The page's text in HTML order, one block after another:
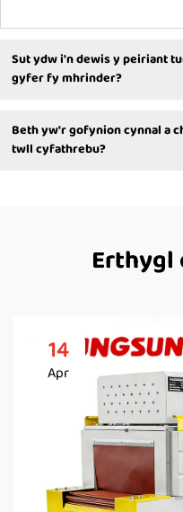
Sut ydw i'n dewis y peiriant
gyfer fy mhrinder?
Beth yw'r gofynion cynnal a
twll cyfathrebu?
14
Apr